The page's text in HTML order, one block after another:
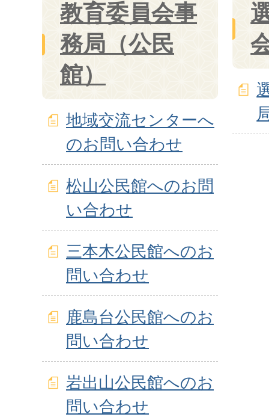
教育委員会事
務局（公民
館）
地域交流センターへ
のお問い合わせ
松山公民館へのお問
い合わせ
三本木公民館へのお
問い合わせ
鹿島台公民館へのお
問い合わせ
岩出山公民館へのお
問い合わせ